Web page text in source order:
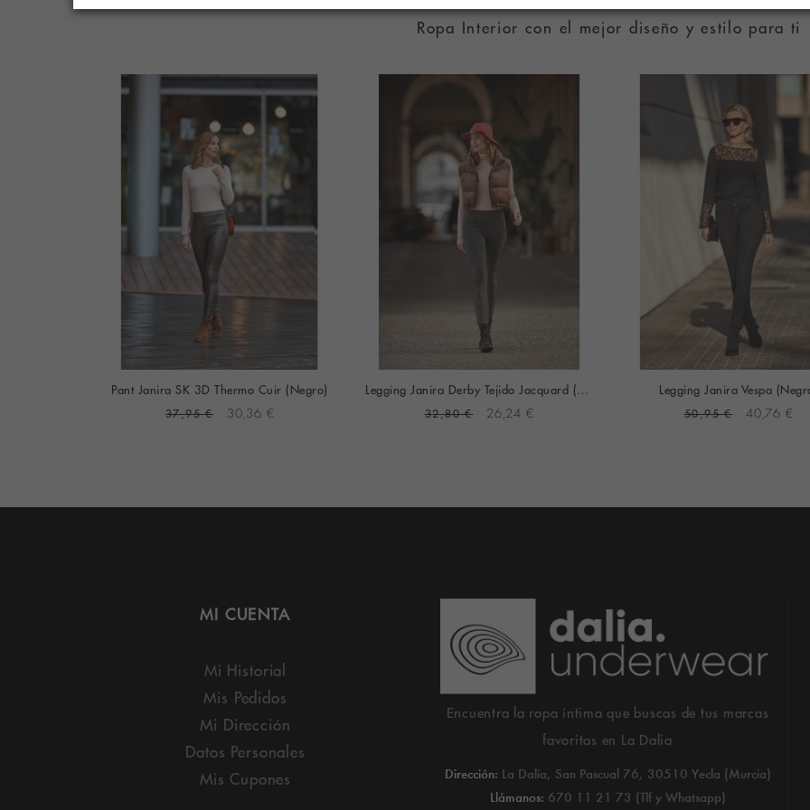
Ropa Interior con el mejor diseño y estilo para ti
Pant Janira SK 3D Thermo Cuir (Negro)
37,95 € 30,36 €
Legging Janira Derby Tejido Jacquard (Negro)
32,80 € 26,24 €
Legging Janira Vespa
50,95 € 40,76 €
MI CUENTA
Mi Historial
Mis Pedidos
Mi Dirección
Datos Personales
Mis Cupones
Encuentra la ropa íntima que buscas de tus marcas
favoritas en La Dalia
Dirección: La Dalia, San Pascual 76, 30510 Yecla (Murcia)
Llámanos: 670 11 21 73 (Tlf y Whatsapp)